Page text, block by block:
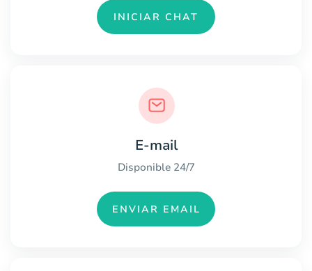
INICIAR CHAT
E-mail
Disponible 24/7
ENVIAR EMAIL